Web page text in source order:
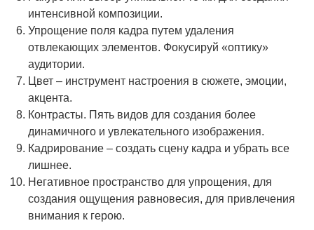
интенсивной композиции.
Упрощение поля кадра путем удаления
отвлекающих элементов. Фокусируй «оптику»
аудитории.
Цвет – инструмент настроения в сюжете, эмоции,
акцента.
Контрасты. Пять видов для создания более
динамичного и увлекательного изображения.
Кадрирование – создать сцену кадра и убрать все
лишнее.
Негативное пространство для упрощения, для
создания ощущения равновесия, для привлечения
внимания к герою.